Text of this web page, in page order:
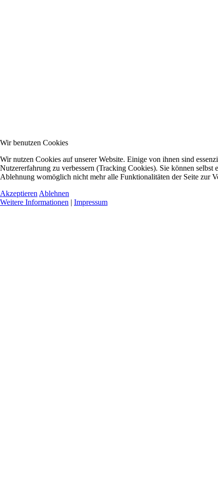
Wir benutzen Cookies
Wir nutzen Cookies auf unserer Website. Einige von ihnen sind
Nutzererfahrung zu verbessern (Tracking Cookies). Sie können selbst
Ablehnung womöglich nicht mehr alle Funktionalitäten der Seite zur
Akzeptieren Ablehnen
Weitere Informationen | Impressum